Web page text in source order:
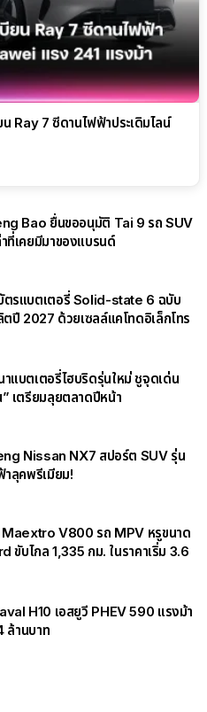
Ray 7 ซีดานไฟฟ้าประเดิมไลน์
Bao ยื่นขออนุมัติ Tai 9 รถ SUV
ที่เคยมีมาของแบรนด์
ตรแบตเตอรี่ Solid-state 6 ฉบับ
ตปี 2027 ด้วยเซลล์แคโทดอิเล็กโทร
บตเตอรี่ไฮบริดรุ่นใหม่ ชูจุดเด่น
เตรียมลุยตลาดปีหน้า
Nissan NX7 สปอร์ต SUV รุ่น
ลุคพรีเมียม!
V800 รถ MPV หรูขนาด
ขับไกล 1,335 กม. ในราคาเริ่ม 3.6
H10 เอสยูวี PHEV 590 แรงม้า
ล้านบาท